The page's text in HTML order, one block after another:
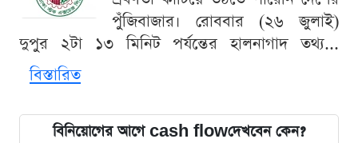
পুঁজিবাজার। রোববার (২৬ জুলাই)
দুপুর ২টা ১৩ মিনিট পর্যন্তের হালনাগাদ তথ্য...
বিস্তারিত
বিনিয়োগের আগে cash flowদেখবেন কেন?